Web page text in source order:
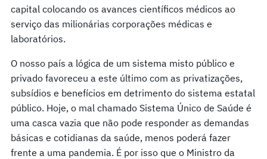
capital colocando os avances científicos médicos ao
serviço das milionárias corporações médicas e
laboratórios.
O nosso país a lógica de um sistema misto público e
privado favoreceu a este último com as privatizações,
subsídios e benefícios em detrimento do sistema estatal
público. Hoje, o mal chamado Sistema Único de Saúde é
uma casca vazia que não pode responder as demandas
básicas e cotidianas da saúde, menos poderá fazer
frente a uma pandemia. É por isso que o Ministro da